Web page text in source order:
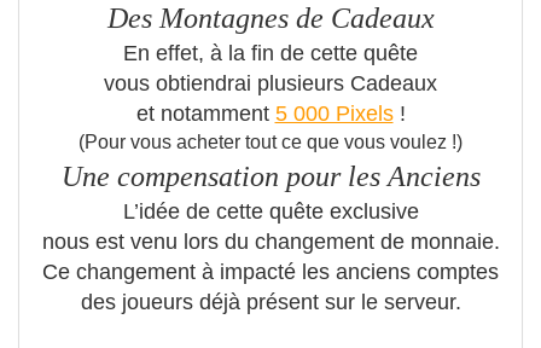
Des Montagnes de Cadeaux
En effet, à la fin de cette quête
vous obtiendrai plusieurs Cadeaux
et notamment 5 000 Pixels!
(Pour vous acheter tout ce que vous voulez !)
Une compensation pour les Anciens
L’idée de cette quête exclusive
nous est venu lors du changement de monnaie.
Ce changement à impacté les anciens comptes
des joueurs déjà présent sur le serveur.